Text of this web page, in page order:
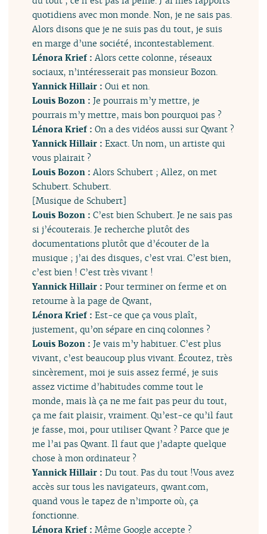
quotidiens avec mon monde. Non, je ne sais pas.
Alors disons que je ne suis pas du tout, je suis
en marge d’une société, incontestablement.
Lénora Krief :Alors cette colonne, réseaux
sociaux, n’intéresserait pas monsieur Bozon.
Yannick Hillair :Oui et non.
Louis Bozon :Je pourrais m’y mettre, je
pourrais m’y mettre, mais bon pourquoi pas ?
Lénora Krief :On a des vidéos aussi sur Qwant ?
Yannick Hillair :Exact. Un nom, un artiste qui
vous plairait ?
Louis Bozon :Alors Schubert ; Allez, on met
Schubert. Schubert.
[Musique de Schubert]
Louis Bozon :C’est bien Schubert. Je ne sais pas
si j’écouterais. Je recherche plutôt des
documentations plutôt que d’écouter de la
musique ; j’ai des disques, c’est vrai. C’est bien,
c’est bien ! C’est très vivant !
Yannick Hillair :Pour terminer on ferme et on
retourne à la page de Qwant,
Lénora Krief :Est-ce que ça vous plaît,
justement, qu’on sépare en cinq colonnes ?
Louis Bozon :Je vais m’y habituer. C’est plus
vivant, c’est beaucoup plus vivant. Écoutez, très
sincèrement, moi je suis assez fermé, je suis
assez victime d’habitudes comme tout le
monde, mais là ça ne me fait pas peur du tout,
ça me fait plaisir, vraiment. Qu’est-ce qu’il faut
je fasse, moi, pour utiliser Qwant ? Parce que je
me l’ai pas Qwant. Il faut que j’adapte quelque
chose à mon ordinateur ?
Yannick Hillair :Du tout. Pas du tout !Vous avez
accès sur tous les navigateurs, qwant.com,
quand vous le tapez de n’importe où, ça
fonctionne.
Lénora Krief :Même Google accepte ?